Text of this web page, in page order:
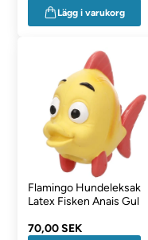
Lägg i varukorg
Flamingo Hundeleksak
Latex Fisken Anais Gul
70,00 SEK